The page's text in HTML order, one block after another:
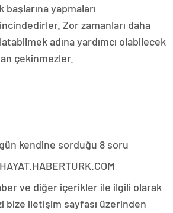
yapmaları
Zor zamanları daha
adına yardımcı olabilecek
çekinmezler.
kendine sorduğu 8 soru
ve diğer içerikler ile ilgili olarak
bize iletişim sayfası üzerinden